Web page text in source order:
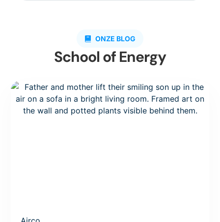
ONZE BLOG
School of Energy